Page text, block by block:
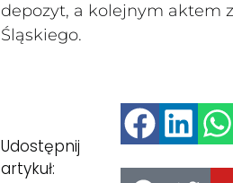
depozyt, a kolejnym aktem
Śląskiego.
Udostępnij
artykuł: